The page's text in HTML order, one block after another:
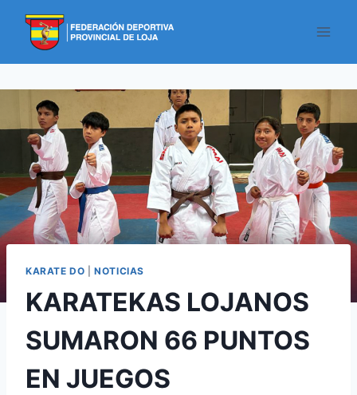
KARATE DO |NOTICIAS
KARATEKAS LOJANOS
SUMARON 66 PUNTOS
EN JUEGOS